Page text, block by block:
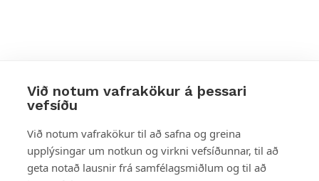
Við notum vafrakökur á þessari
vefsíðu
Við notum vafrakökur til að safna og greina
upplýsingar um notkun og virkni vefsíðunnar, til að
geta notað lausnir frá samfélagsmiðlum og til að
Styttu þér leið
Mest skoðað